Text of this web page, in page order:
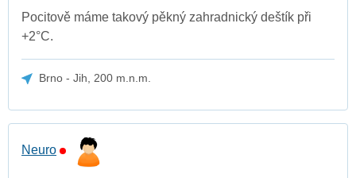
Pocitově máme takový pěkný zahradnický deštík při
+2°C.
Brno - Jih, 200 m.n.m.
Neuro